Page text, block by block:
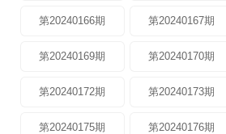
第20240166期 第20240167期
第20240169期 第20240170期
第20240172期 第20240173期
第20240175期 第20240176期